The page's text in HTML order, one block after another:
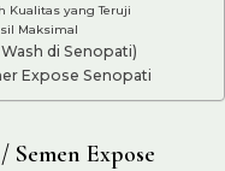
Kualitas yang Teruji
Maksimal
di Senopati)
Expose Senopati
Expose